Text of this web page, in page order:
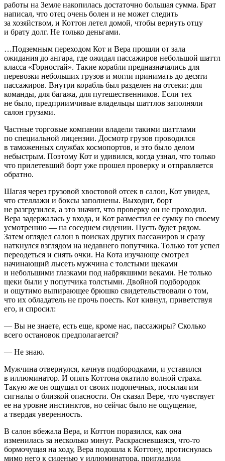
работы на Земле накопилась достаточно большая сумма. Брат
написал, что отец очень болен и не может следить
за хозяйством, и Коттон летел домой, чтобы вернуть отцу
и брату долг. Не только деньгами.
…Подземным переходом Кот и Вера прошли от зала
ожидания до ангара, где ожидал пассажиров небольшой шаттл
класса «Горностай». Такие корабли предназначались для
перевозки небольших грузов и могли принимать до десяти
пассажиров. Внутри корабль был разделен на отсеки: для
команды, для багажа, для путешественников. Если тех
не было, предприимчивые владельцы шаттлов заполняли
салон грузами.
Частные торговые компании владели такими шаттлами
по специальной лицензии. Досмотр грузов проводился
в таможенных службах космопортов, и это было делом
небыстрым. Поэтому Кот и удивился, когда узнал, что только
что прилетевший борт уже прошел проверку и отправляется
обратно.
Шагая через грузовой хвостовой отсек в салон, Кот увидел,
что стеллажи и боксы заполнены. Выходит, борт
не разгрузился, а это значит, что проверку он не проходил.
Вера задержалась у входа, и Кот разместил ее сумку по своему
усмотрению — на соседнем сидении. Пусть будет рядом.
Затем оглядел салон в поисках других пассажиров и сразу
наткнулся взглядом на недавнего попутчика. Только тот успел
переодеться и снять очки. На Кота изучающе смотрел
начинающий лысеть мужчина с толстыми щеками
и небольшими глазками под набрякшими веками. Не только
щеки были у попутчика толстыми. Двойной подбородок
и ощутимо выпирающее брюшко свидетельствовали о том,
что их обладатель не прочь поесть. Кот кивнул, приветствуя
его, и спросил:
— Вы не знаете, есть еще, кроме нас, пассажиры? Сколько
всего остановок предполагается?
— Не знаю.
Мужчина отвернулся, качнув подбородками, и уставился
в иллюминатор. И опять Коттона окатило волной страха.
Такую же он ощущал от своих подопечных, посылая им
сигналы о близкой опасности. Он сказал Вере, что чувствует
ее на уровне инстинктов, но сейчас было не ощущение,
а твердая уверенность.
В салон вбежала Вера, и Коттон поразился, как она
изменилась за несколько минут. Раскрасневшаяся, что-то
бормочущая на ходу, Вера подошла к Коттону, протиснулась
мимо него к сиденью у иллюминатора, пригладила